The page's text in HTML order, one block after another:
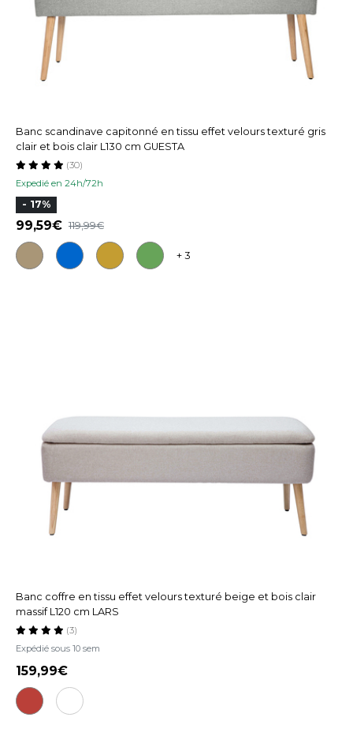
Banc scandinave capitonné en tissu effet velours texturé gris
clair et bois clair L130 cm GUESTA
Expedié en 24h/72h
(30)
- 17%
99,59 119,99
+ 3
Banc coffre en tissu effet velours texturé beige et bois clair
massif L120 cm LARS
Expédié sous 10 sem
(3)
159,99